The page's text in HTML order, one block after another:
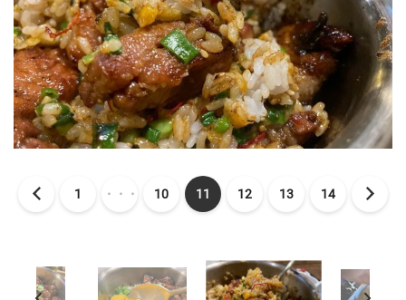
1 ・・・ 10 11 12 13 14